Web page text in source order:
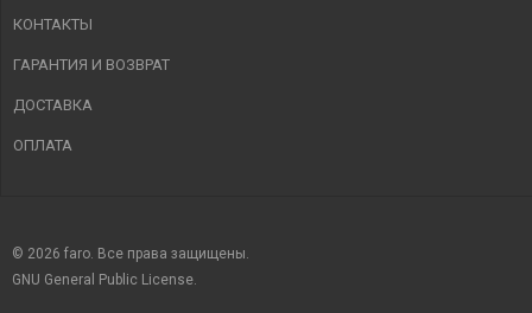
КОНТАКТЫ
ГАРАНТИЯ И ВОЗВРАТ
ДОСТАВКА
ОПЛАТА
© 2026 faro. Все права защищены.
GNU General Public License.